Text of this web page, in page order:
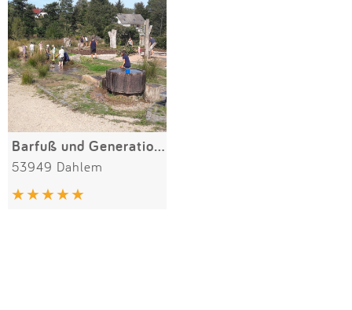
Anmelden
SPIELGERÄTE
Alle Filter (1) zurücksetzen
Barfuß und Generationenpark Schmidtheim
53949 Dahlem